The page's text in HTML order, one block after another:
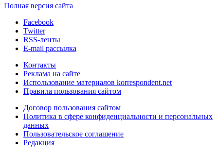
Полная версия сайта
Facebook
Twitter
RSS-ленты
E-mail рассылка
Контакты
Реклама на сайте
Использование материалов korrespondent.net
Правила пользования сайтом
Договор пользования сайтом
Политика в сфере конфиденциальности и персональных
данных
Пользовательское соглашение
Редакция